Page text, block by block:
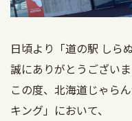
日頃より「道の駅 しら
誠にありがとうございま
この度、北海道じゃら
キング」において、